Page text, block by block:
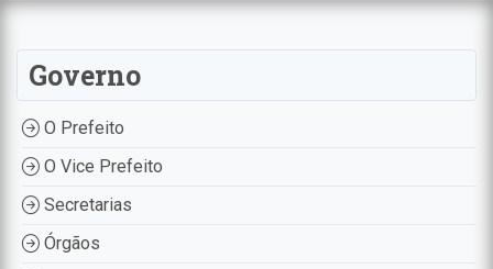
Governo
O Prefeito
O Vice Prefeito
Secretarias
Órgãos